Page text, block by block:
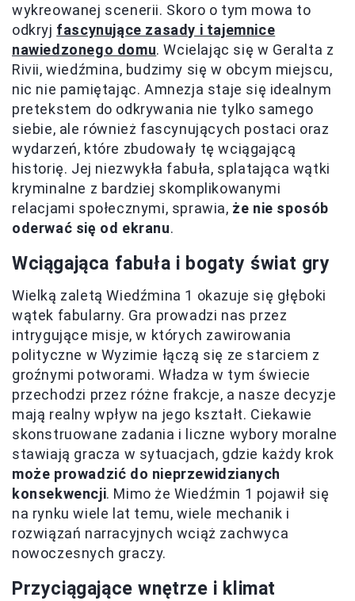
wykreowanej scenerii. Skoro o tym mowa to
odkryj fascynujące zasady i tajemnice
nawiedzonego domu. Wcielając się w Geralta z
Rivii, wiedźmina, budzimy się w obcym miejscu,
nic nie pamiętając. Amnezja staje się idealnym
pretekstem do odkrywania nie tylko samego
siebie, ale również fascynujących postaci oraz
wydarzeń, które zbudowały tę wciągającą
historię. Jej niezwykła fabuła, splatająca wątki
kryminalne z bardziej skomplikowanymi
relacjami społecznymi, sprawia, że nie sposób
oderwać się od ekranu.
Wciągająca fabuła i bogaty świat gry
Wielką zaletą Wiedźmina 1 okazuje się głęboki
wątek fabularny. Gra prowadzi nas przez
intrygujące misje, w których zawirowania
polityczne w Wyzimie łączą się ze starciem z
groźnymi potworami. Władza w tym świecie
przechodzi przez różne frakcje, a nasze decyzje
mają realny wpływ na jego kształt. Ciekawie
skonstruowane zadania i liczne wybory moralne
stawiają gracza w sytuacjach, gdzie każdy krok
może prowadzić do nieprzewidzianych
konsekwencji. Mimo że Wiedźmin 1 pojawił się
na rynku wiele lat temu, wiele mechanik i
rozwiązań narracyjnych wciąż zachwyca
nowoczesnych graczy.
Przyciągające wnętrze i klimat